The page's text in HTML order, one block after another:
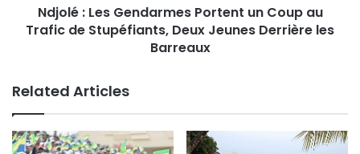
Ndjolé : Les Gendarmes Portent un Coup au
Trafic de Stupéfiants, Deux Jeunes Derrière les
Barreaux
Related Articles